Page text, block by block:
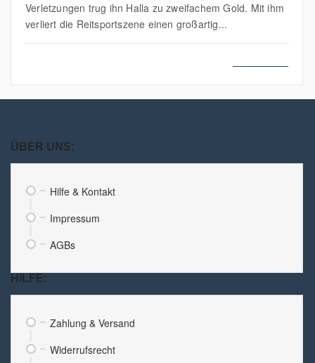
Verletzungen trug ihn Halla zu zweifachem Gold. Mit ihm
verliert die Reitsportszene einen großartig...
ÜBER UNS:
Hilfe & Kontakt
Impressum
AGBs
HILFE:
Zahlung & Versand
Widerrufsrecht